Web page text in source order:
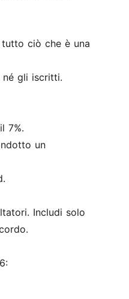
ciò che è una
gli iscritti.
7%.
un
Includi solo